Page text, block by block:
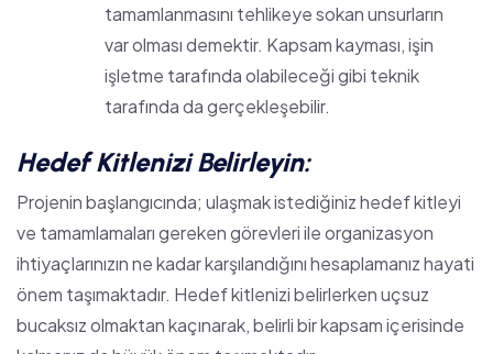
tamamlanmasını tehlikeye sokan unsurların
var olması demektir. Kapsam kayması, işin
işletme tarafında olabileceği gibi teknik
tarafında da gerçekleşebilir.
Hedef Kitlenizi Belirleyin:
Projenin başlangıcında; ulaşmak istediğiniz hedef kitleyi
ve tamamlamaları gereken görevleri ile organizasyon
ihtiyaçlarınızın ne kadar karşılandığını hesaplamanız hayati
önem taşımaktadır. Hedef kitlenizi belirlerken uçsuz
bucaksız olmaktan kaçınarak, belirli bir kapsam içerisinde